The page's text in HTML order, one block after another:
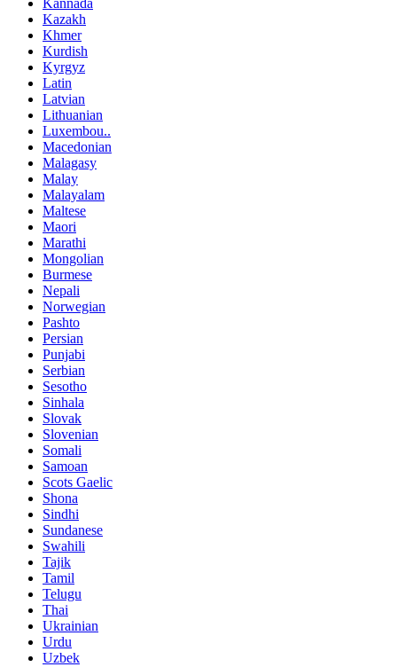
Kannada
Kazakh
Khmer
Kurdish
Kyrgyz
Latin
Latvian
Lithuanian
Luxembou..
Macedonian
Malagasy
Malay
Malayalam
Maltese
Maori
Marathi
Mongolian
Burmese
Nepali
Norwegian
Pashto
Persian
Punjabi
Serbian
Sesotho
Sinhala
Slovak
Slovenian
Somali
Samoan
Scots Gaelic
Shona
Sindhi
Sundanese
Swahili
Tajik
Tamil
Telugu
Thai
Ukrainian
Urdu
Uzbek